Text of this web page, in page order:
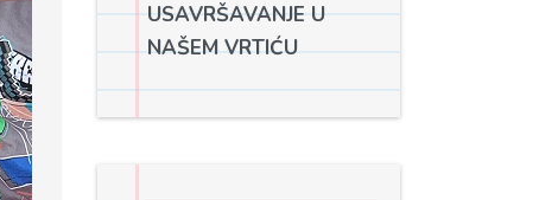
USAVRŠAVANJE U
NAŠEM VRTIĆU